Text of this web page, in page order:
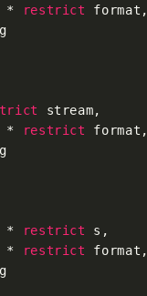
* restrict
format,
stream,
* restrict
format,
* restrict
s,
* restrict
format,